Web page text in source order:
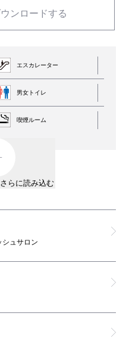
ンロードする
エスカレーター
男女トイレ
喫煙ルーム
らに読み込む
シュサロン